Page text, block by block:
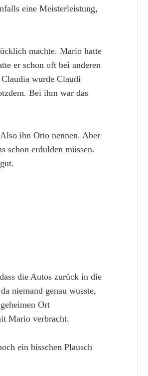
eine Meisterleistung,
machte. Mario hatte
er schon oft bei anderen
wurde Claudi
Bei ihm war das
ihn Otto nennen. Aber
schon erdulden müssen.
die Autos zurück in die
niemand genau wusste,
Ort
Mario verbracht.
ein bisschen Plausch